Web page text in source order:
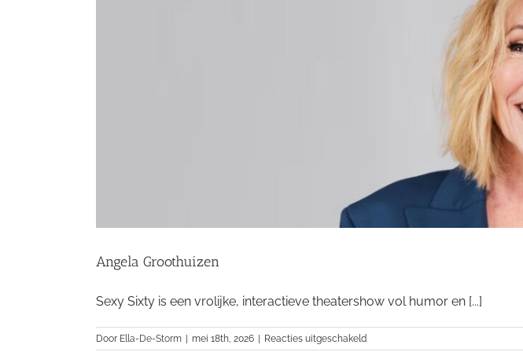
Angela Groothuizen
Sexy Sixty is een vrolijke, interactieve theatershow vol humor en [...]
Door Ella-De-Storm mei 18th, 2026 Reacties uitgeschakeld